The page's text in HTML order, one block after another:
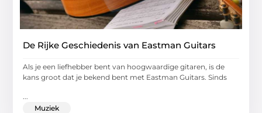
De Rijke Geschiedenis van Eastman Guitars
Als je een liefhebber bent van hoogwaardige gitaren, is de
kans groot dat je bekend bent met Eastman Guitars. Sinds
Muziek